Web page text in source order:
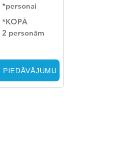
*personai
*KOPĀ
2 personām
PIEDĀVĀJUMU